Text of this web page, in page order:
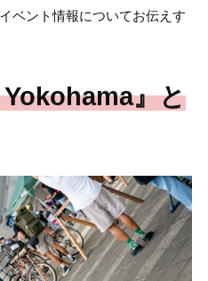
ベント情報についてお伝えす
』と